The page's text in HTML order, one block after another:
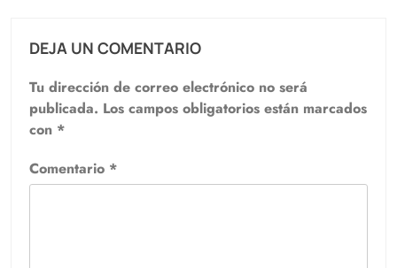
DEJA UN COMENTARIO
Tu dirección de correo electrónico no será
publicada. Los campos obligatorios están marcados
con *
Comentario *